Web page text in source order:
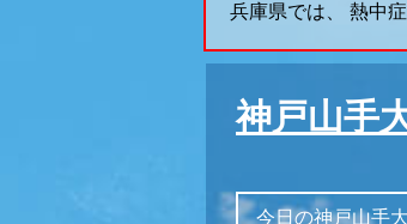
兵庫県では、 熱中
神戸山手
今日の神戸山手